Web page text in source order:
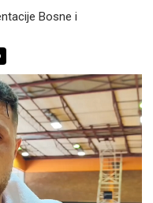
Bosne i